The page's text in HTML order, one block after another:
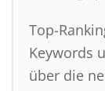
Top-
Keywords
über die